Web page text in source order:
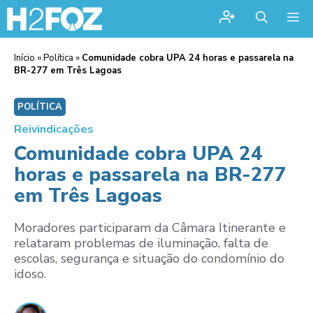
Início »Política » Comunidade cobra UPA 24 horas e passarela na
BR-277 em Três Lagoas
POLÍTICA
Reivindicações
Comunidade cobra UPA 24
horas e passarela na BR-277
em Três Lagoas
Moradores participaram da Câmara Itinerante e
relataram problemas de iluminação, falta de
escolas, segurança e situação do condomínio do
idoso.